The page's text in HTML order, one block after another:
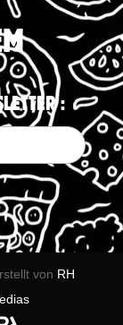
:
von RH